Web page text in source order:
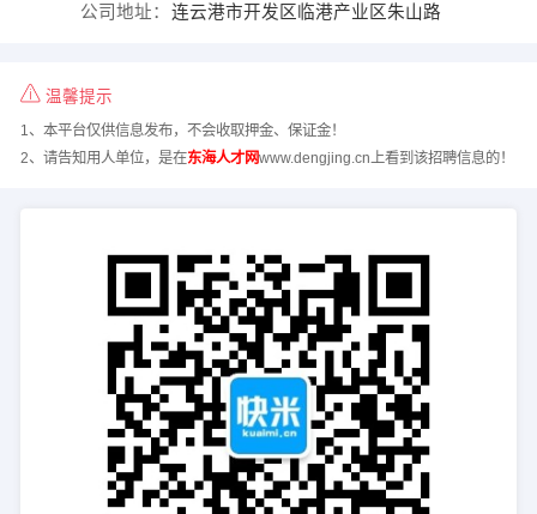
公司地址： 连云港市开发区临港产业区朱山路
温馨提示
1、本平台仅供信息发布，不会收取押金、保证金！
2、请告知用人单位，是在东海人才网www.dengjing.cn上看到该招聘信息的！